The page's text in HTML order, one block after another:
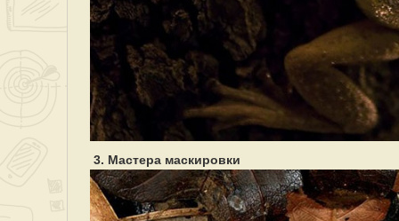
3. Мастера маскировки